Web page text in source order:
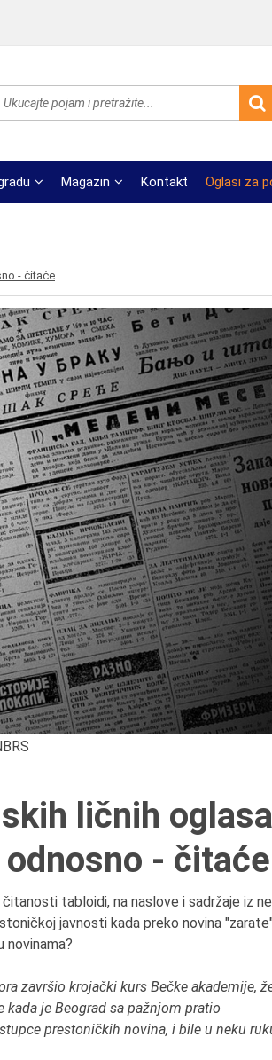
Magazin Kontakt Oglasi za
- čitaće
ličnih oglasa
- čitaće
tabloidi, na naslove i sadržaje iz ne
javnosti kada preko novina
završio krojački kurs Bečke akademije,
kada je Beograd sa pažnjom pratio
prestoničkih novina, i bile u neku
6.8.2013.
Preminula je Zorka
vazduhoplovni inženjer,
pilota Jugoslavije.